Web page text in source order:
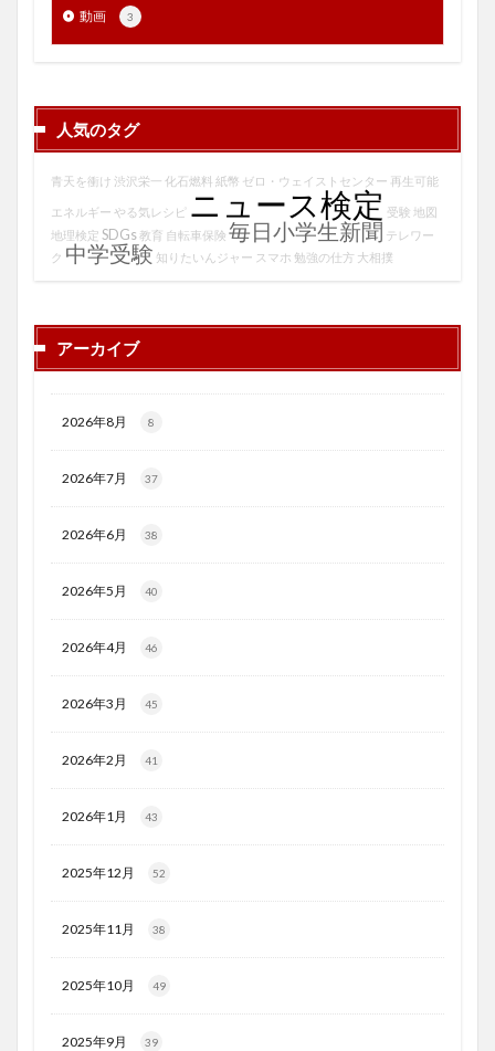
動画 3
人気のタグ
青天を衝け 渋沢栄一 化石燃料 紙幣 ゼロ・ウェイストセンター 再生可能
エネルギー やる気レシピ ニュース検定 受験 地図
地理検定 SDGs教育 自転車保険 毎日小学生新聞 テレワー
ク 中学受験 知りたいんジャー スマホ 勉強の仕方 大相撲
アーカイブ
2026年8月 8
2026年7月 37
2026年6月 38
2026年5月 40
2026年4月 46
2026年3月 45
2026年2月 41
2026年1月 43
2025年12月 52
2025年11月 38
2025年10月 49
2025年9月 39